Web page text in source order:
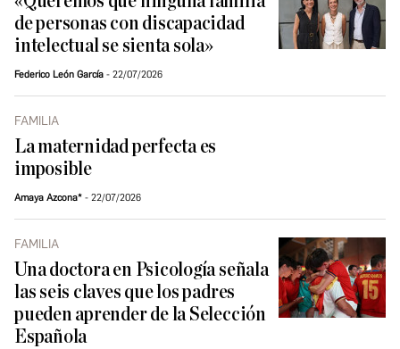
de personas con discapacidad
intelectual se sienta sola»
Federico León García 22/07/2026
FAMILIA
La maternidad perfecta es
imposible
Amaya Azcona* 22/07/2026
FAMILIA
Una doctora en Psicología señala
las seis claves que los padres
pueden aprender de la Selección
Española